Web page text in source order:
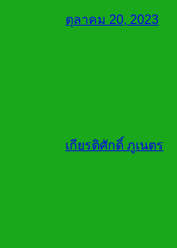
ตุลาคม 20, 2023
เกียรติศักดิ์ ภูเนตร